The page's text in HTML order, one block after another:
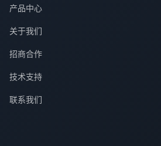
产品中心
关于我们
招商合作
技术支持
联系我们